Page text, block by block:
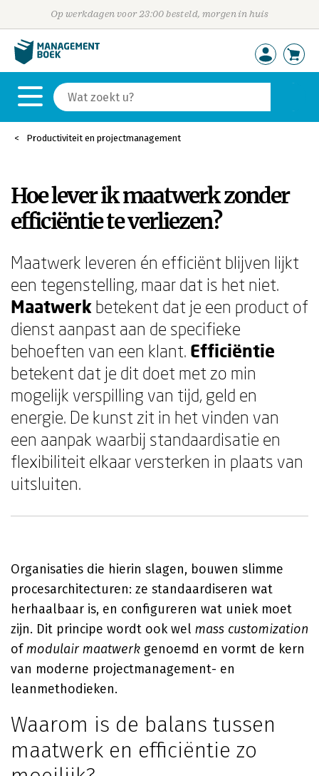
Op werkdagen voor 23:00 besteld, morgen in huis
Productiviteit en projectmanagement
Hoe lever ik maatwerk zonder
efficiëntie te verliezen?
Maatwerk leveren én efficiënt blijven lijkt
een tegenstelling, maar dat is het niet.
Maatwerk betekent dat je een product of
dienst aanpast aan de specifieke
behoeften van een klant. Efficiëntie
betekent dat je dit doet met zo min
mogelijk verspilling van tijd, geld en
energie. De kunst zit in het vinden van
een aanpak waarbij standaardisatie en
flexibiliteit elkaar versterken in plaats van
uitsluiten.
Organisaties die hierin slagen, bouwen slimme
procesarchitecturen: ze standaardiseren wat
herhaalbaar is, en configureren wat uniek moet
zijn. Dit principe wordt ook wel mass customization
ofmodulair maatwerk genoemd en vormt de kern
van moderne projectmanagement- en
leanmethodieken.
Waarom is de balans tussen
maatwerk en efficiëntie zo